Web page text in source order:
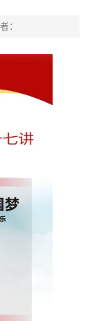
：